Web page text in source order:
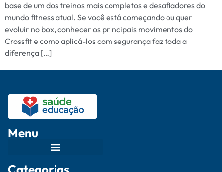
base de um dos treinos mais completos e desafiadores do
mundo fitness atual. Se você está começando ou quer
evoluir no box, conhecer os principais movimentos do
Crossfit e como aplicá-los com segurança faz toda a
diferença […]
Menu